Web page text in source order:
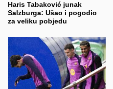
Haris Tabaković junak
Salzburga: Ušao i pogodio
za veliku pobjedu